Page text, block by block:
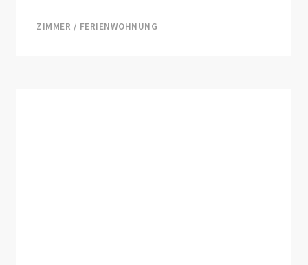
ZIMMER / FERIENWOHNUNG